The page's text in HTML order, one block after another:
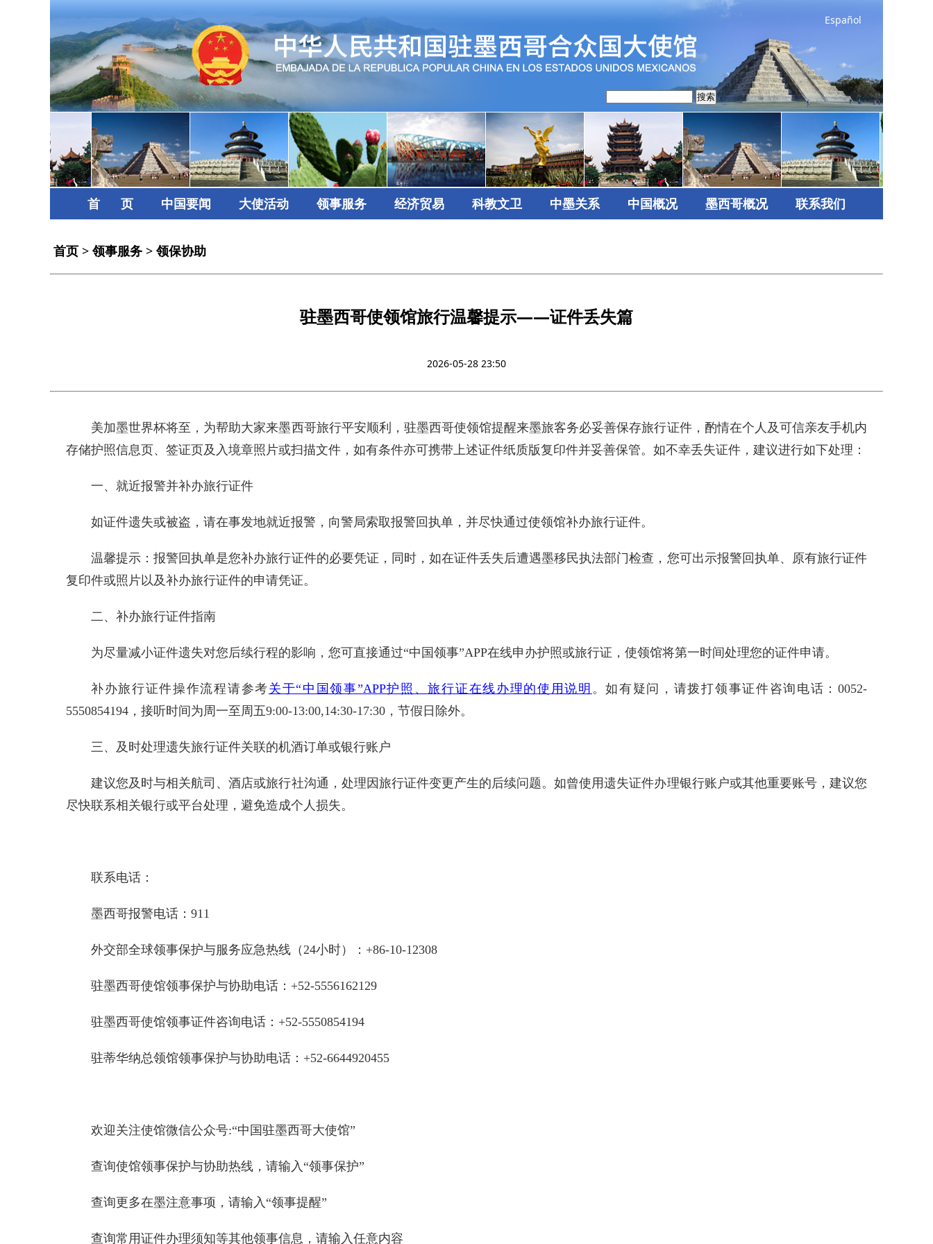
Español
搜索
首      页 中国要闻 大使活动 领事服务 经济贸易 科教文卫 中墨关系 中国概况 墨西哥概况 联系我们
首页 >领事服务 >领保协助
驻墨西哥使领馆旅行温馨提示——证件丢失篇
2026-05-28 23:50
美加墨世界杯将至，为帮助大家来墨西哥旅行平安顺利，驻墨西哥使领馆提醒来墨旅客务必妥善保存旅行证件，酌情在个人及可信亲友手机内
存储护照信息页、签证页及入境章照片或扫描文件，如有条件亦可携带上述证件纸质版复印件并妥善保管。如不幸丢失证件，建议进行如下处理：
一、就近报警并补办旅行证件
如证件遗失或被盗，请在事发地就近报警，向警局索取报警回执单，并尽快通过使领馆补办旅行证件。
温馨提示：报警回执单是您补办旅行证件的必要凭证，同时，如在证件丢失后遭遇墨移民执法部门检查，您可出示报警回执单、原有旅行证件
复印件或照片以及补办旅行证件的申请凭证。
二、补办旅行证件指南
为尽量减小证件遗失对您后续行程的影响，您可直接通过“中国领事”APP在线申办护照或旅行证，使领馆将第一时间处理您的证件申请。
补办旅行证件操作流程请参考关于“中国领事”APP护照、旅行证在线办理的使用说明 。如有疑问，请拨打领事证件咨询电话：0052-
5550854194，接听时间为周一至周五9:00-13:00,14:30-17:30，节假日除外。
三、及时处理遗失旅行证件关联的机酒订单或银行账户
建议您及时与相关航司、酒店或旅行社沟通，处理因旅行证件变更产生的后续问题。如曾使用遗失证件办理银行账户或其他重要账号，建议您
尽快联系相关银行或平台处理，避免造成个人损失。
联系电话：
墨西哥报警电话：911
外交部全球领事保护与服务应急热线（24小时）：+86-10-12308
驻墨西哥使馆领事保护与协助电话：+52-5556162129
驻墨西哥使馆领事证件咨询电话：+52-5550854194
驻蒂华纳总领馆领事保护与协助电话：+52-6644920455
欢迎关注使馆微信公众号:“中国驻墨西哥大使馆”
查询使馆领事保护与协助热线，请输入“领事保护”
查询更多在墨注意事项，请输入“领事提醒”
查询常用证件办理须知等其他领事信息，请输入任意内容